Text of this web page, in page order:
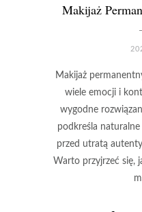
Makijaż
Makijaż
wiele emocji i
wygodne
podkreśla
przed utratą
Warto przyjrzeć się,